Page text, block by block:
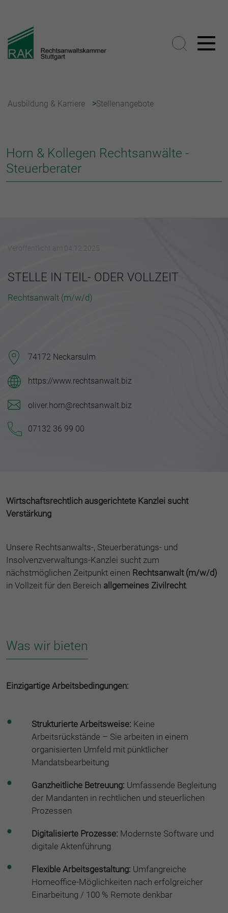
Ausbildung & Karriere Stellenangebote
Horn & Kollegen Rechtsanwälte -
Steuerberater
Veröffentlicht am 04.12.2025
STELLE IN TEIL- ODER VOLLZEIT
Rechtsanwalt (m/w/d)
74172 Neckarsulm
https://www.rechtsanwalt.biz
oliver.horn@rechtsanwalt.biz
07132 36 99 00
Wirtschaftsrechtlich ausgerichtete Kanzlei sucht
Verstärkung
Unsere Rechtsanwalts-, Steuerberatungs- und
Insolvenzverwaltungs-Kanzlei sucht zum
nächstmöglichen Zeitpunkt einen Rechtsanwalt (m/w/d)
in Vollzeit für den Bereich allgemeines Zivilrecht.
Was wir bieten
Einzigartige Arbeitsbedingungen:
Strukturierte Arbeitsweise: Keine
Arbeitsrückstände – Sie arbeiten in einem
organisierten Umfeld mit pünktlicher
Mandatsbearbeitung
Ganzheitliche Betreuung: Umfassende Begleitung
der Mandanten in rechtlichen und steuerlichen
Prozessen
Digitalisierte Prozesse: Modernste Software und
digitale Aktenführung
Flexible Arbeitsgestaltung: Umfangreiche
Homeoffice-Möglichkeiten nach erfolgreicher
Einarbeitung / 100 % Remote denkbar